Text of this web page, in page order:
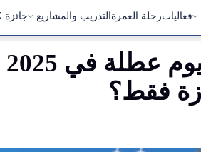
فعالياترحلة العمرة التدريب والمشاريع جائزة AUK
كيف تحصل على 65 يوم عطلة في 2025